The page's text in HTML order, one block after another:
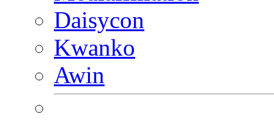
Daisycon
Kwanko
Awin